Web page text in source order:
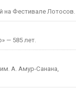
на Фестивале Лотосов.
— 585 лет.
А. Амур-Санана,